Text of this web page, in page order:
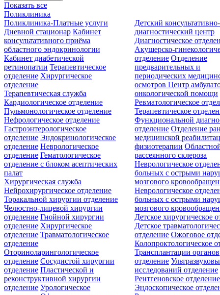
Показать все
Поликлиника
Поликлиника-Платные услуги
Дневной стационар Кабинет
консультативного приёма
областного эндокринологии
Кабинет диабетической
ретинопатии Терапевтическое
отделение Хирургическое
отделение
Детский консультативно-
диагностический центр
Диагностическое
Акушерско-
отделение Отделение
предварительных и
периодических
осмотровЦентр
онкологической помощи
Терапевтическая служба
Кардиологическое отделение
Пульмонологическое отделение
Нефрологическое отделение
Гастроэнтерологическое
отделение Эндокринологическое
отделение Неврологическое
отделение Гематологическое
отделение c блоком асептических
палат
Ревматологическое
Терапевтическое
Функциональной
отделение Отделение
медицинской
физиотерапии
рассеянного склероза
Неврологическое
больных с острыми
мозгового
Неврологическое
больных с острыми
мозгового
Хирургическая служба
Нейрохирургическое отделение
Торакальной хирургии отделение
Челюстно-лицевой хирургии
отделение Гнойной хирургии
отделение Хирургическое
отделение Травматологическое
отделение
Оториноларингологическое
отделение Сосудистой хирургии
отделение Пластической и
реконструктивной хирургии
отделение Урологическое
Детское хирургическое
Детское
отделение Ожоговое
Колопроктологическое
Трансплантации органов
отделение
исследований отделение
Рентгеновское отделение
Эндоскопическое